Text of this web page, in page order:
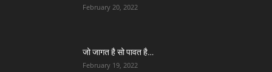
February 20, 2022
जो जागत है सो पावत है…
February 19, 2022